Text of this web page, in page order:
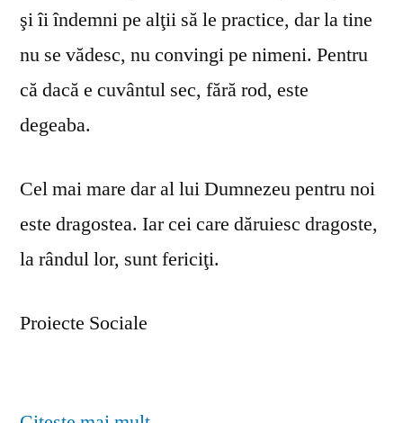
şi îi îndemni pe alţii să le practice, dar la tine
nu se vă­desc, nu convingi pe nimeni. Pentru
că dacă e cuvântul sec, fără rod, este
degeaba.
Cel mai mare dar al lui Dumnezeu pentru noi
este dragostea. Iar cei care dăruiesc dragoste,
la rândul lor, sunt fericiţi.
Proiecte Sociale